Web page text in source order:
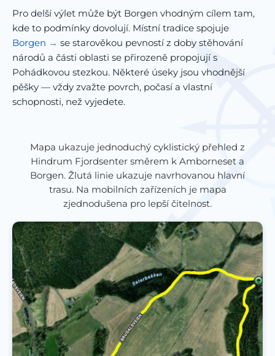
Pro delší výlet může být Borgen vhodným cílem tam,
kde to podmínky dovolují. Místní tradice spojuje
Borgen
se starověkou pevností z doby stěhování
národů a části oblasti se přirozeně propojují s
Pohádkovou stezkou. Některé úseky jsou vhodnější
pěšky — vždy zvažte povrch, počasí a vlastní
schopnosti, než vyjedete.
Mapa ukazuje jednoduchý cyklistický přehled z
Hindrum Fjordsenter směrem k Amborneset a
Borgen. Žlutá linie ukazuje navrhovanou hlavní
trasu. Na mobilních zařízeních je mapa
zjednodušena pro lepší čitelnost.